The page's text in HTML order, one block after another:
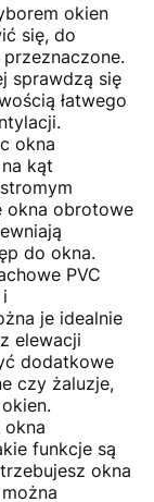
okien
się, do
sprawdzą się
łatwego
okna
kąt
okna obrotowe
do okna.
PVC
je idealnie
elewacji
dodatkowe
czy żaluzje,
okna
funkcje są
okna